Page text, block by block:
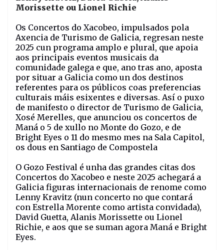
Morissette ou Lionel Richie
Os Concertos do Xacobeo, impulsados pola
Axencia de Turismo de Galicia, regresan neste
2025 cun programa amplo e plural, que apoia
aos principais eventos musicais da
comunidade galega e que, ano tras ano, aposta
por situar a Galicia como un dos destinos
referentes para os públicos coas preferencias
culturais máis esixentes e diversas. Así o puxo
de manifesto o director de Turismo de Galicia,
Xosé Merelles, que anunciou os concertos de
Maná o 5 de xullo no Monte do Gozo, e de
Bright Eyes o 11 do mesmo mes na Sala Capitol,
os dous en Santiago de Compostela
O Gozo Festival é unha das grandes citas dos
Concertos do Xacobeo e neste 2025 achegará a
Galicia figuras internacionais de renome como
Lenny Kravitz (nun concerto no que contará
con Estrella Morente como artista convidada),
David Guetta, Alanis Morissette ou Lionel
Richie, e aos que se suman agora Maná e Bright
Eyes.